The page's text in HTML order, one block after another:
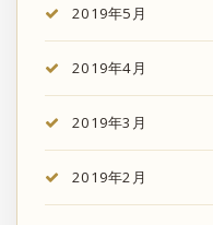
2019年5月
2019年4月
2019年3月
2019年2月